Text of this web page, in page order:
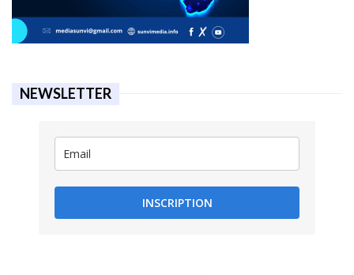
NEWSLETTER
INSCRIPTION